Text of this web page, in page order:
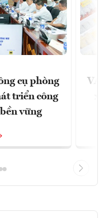
cụ phòng
triển công
vững